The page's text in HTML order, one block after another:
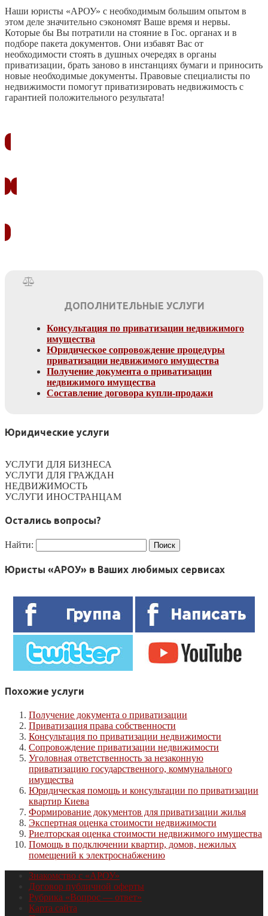
Наши юристы «АРОУ» с необходимым большим опытом в
этом деле значительно сэкономят Ваше время и нервы.
Которые бы Вы потратили на стояние в Гос. органах и в
подборе пакета документов. Они избавят Вас от
необходимости стоять в душных очередях в органы
приватизации, брать заново в инстанциях бумаги и приносить
новые необходимые документы. Правовые специалисты по
недвижимости помогут приватизировать недвижимость с
гарантией положительного результата!
ДОПОЛНИТЕЛЬНЫЕ УСЛУГИ
Консультация по приватизации недвижимого
имущества
Юридическое сопровождение процедуры
приватизации недвижимого имущества
Получение документа о приватизации
недвижимого имущества
Составление договора купли-продажи
Юридические услуги
УСЛУГИ ДЛЯ БИЗНЕСА
УСЛУГИ ДЛЯ ГРАЖДАН
НЕДВИЖИМОСТЬ
УСЛУГИ ИНОСТРАНЦАМ
Остались вопросы?
Найти:
Юристы «АРОУ» в Ваших любимых сервисах
Похожие услуги
Получение документа о приватизации
Приватизация права собственности
Консультация по приватизации недвижимости
Сопровождение приватизации недвижимости
Уголовная ответственность за незаконную
приватизацию государственного, коммунального
имущества
Юридическая помощь и консультации по приватизации
квартир Киева
Формирование документов для приватизации жилья
Экспертная оценка стоимости недвижимости
Риелторская оценка стоимости недвижимого имущества
Помощь в подключении квартир, домов, нежилых
помещений к электроснабжению
Знакомство с «АРОУ»
Договор публичной оферты
Рубрика «Вопрос — ответ»
Карта сайта